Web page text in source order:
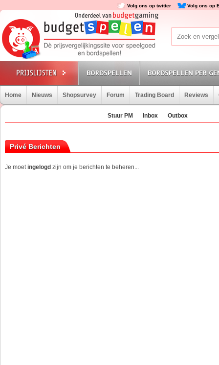
Volg ons op twitter Volg ons op
BORDSPELLEN BORDSPELLEN PER
Home Nieuws Shopsurvey Forum Trading Board Reviews
Stuur PM Inbox Outbox
Privé Berichten
Je moetingelogd zijn om je berichten te beheren...